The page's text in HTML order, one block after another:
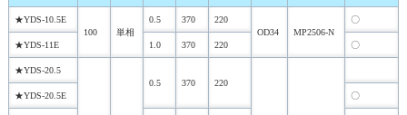
★YDS-10.5E
100
単相
0.5 370
220
OD34
MP2506-N
〇
★YDS-11E 1.0 370 220 〇
★YDS-20.5
0.5 370 220
★YDS-20.5E 〇